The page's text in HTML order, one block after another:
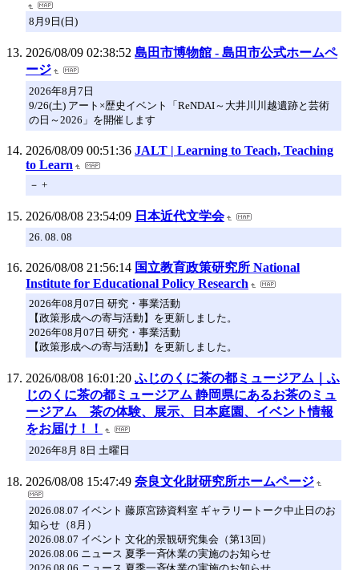
8月9日(日)
2026/08/09 02:38:52 島田市博物館 - 島田市公式ホームペ
ージ
2026年8月7日
9/26(土) アート×歴史イベント「ReNDAI～大井川川越遺跡と芸術
の日～2026」を開催します
2026/08/09 00:51:36 JALT | Learning to Teach, Teaching
to Learn
－ +
2026/08/08 23:54:09 日本近代文学会
26. 08. 08
2026/08/08 21:56:14 国立教育政策研究所 National
Institute for Educational Policy Research
2026年08月07日 研究・事業活動
【政策形成への寄与活動】を更新しました。
2026年08月07日 研究・事業活動
【政策形成への寄与活動】を更新しました。
2026/08/08 16:01:20 ふじのくに茶の都ミュージアム｜ふ
じのくに茶の都ミュージアム 静岡県にあるお茶のミュ
ージアム 茶の体験、展示、日本庭園、イベント情報
をお届け！！
2026年8月 8日 土曜日
2026/08/08 15:47:49 奈良文化財研究所ホームページ
2026.08.07 イベント 藤原宮跡資料室 ギャラリートーク中止日のお
知らせ（8月）
2026.08.07 イベント 文化的景観研究集会（第13回）
2026.08.06 ニュース 夏季一斉休業の実施のお知らせ